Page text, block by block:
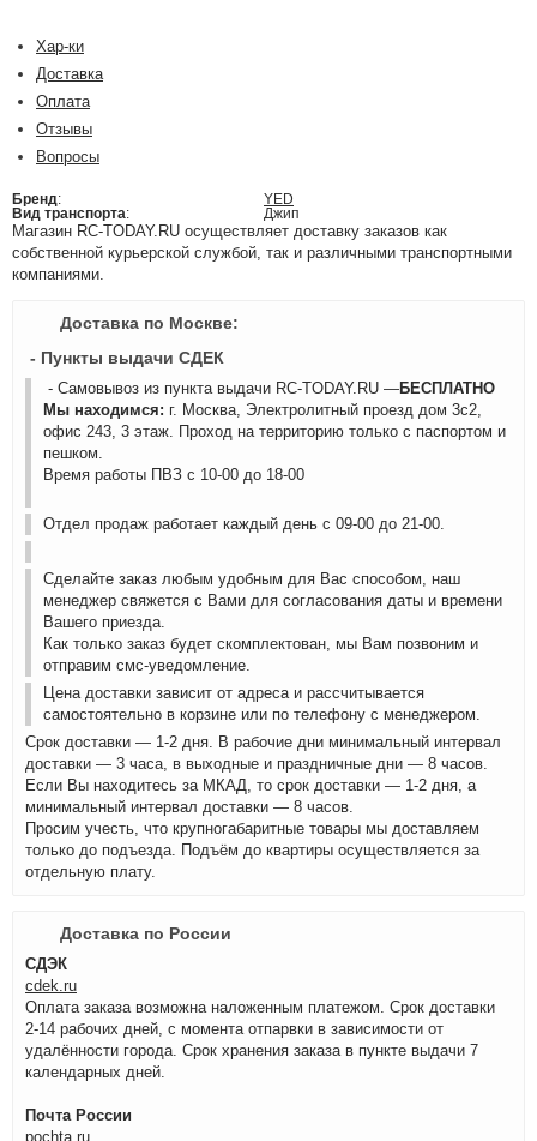
Хар-ки
Доставка
Оплата
Отзывы
Вопросы
Бренд:
YED
Вид транспорта: Джип
Магазин RC-TODAY.RU осуществляет доставку заказов как
собственной курьерской службой, так и различными транспортными
компаниями.
Доставка по Москве:
- Пункты выдачи СДЕК
- Самовывоз из пункта выдачи RC-TODAY.RU —БЕСПЛАТНО
Мы находимся: г. Москва, Электролитный проезд дом 3с2,
офис 243, 3 этаж. Проход на территорию только с паспортом и
пешком.
Время работы ПВЗ с 10-00 до 18-00
Отдел продаж работает каждый день с 09-00 до 21-00.
Сделайте заказ любым удобным для Вас способом, наш
менеджер свяжется с Вами для согласования даты и времени
Вашего приезда.
Как только заказ будет скомплектован, мы Вам позвоним и
отправим смс-уведомление.
Цена доставки зависит от адреса и рассчитывается
самостоятельно в корзине или по телефону с менеджером.
Срок доставки — 1-2 дня. В рабочие дни минимальный интервал
доставки — 3 часа, в выходные и праздничные дни — 8 часов.
Если Вы находитесь за МКАД, то срок доставки — 1-2 дня, а
минимальный интервал доставки — 8 часов.
Просим учесть, что крупногабаритные товары мы доставляем
только до подъезда. Подъём до квартиры осуществляется за
отдельную плату.
Доставка по России
СДЭК
cdek.ru
Оплата заказа возможна наложенным платежом. Срок доставки
2-14 рабочих дней, с момента отпарвки в зависимости от
удалённости города. Срок хранения заказа в пункте выдачи 7
календарных дней.
Почта России
pochta.ru